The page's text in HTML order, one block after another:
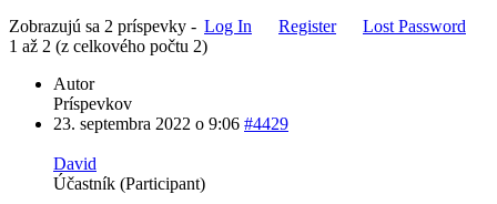
Log In
Register Lost Password
Zobrazujú sa 2 príspevky -
1 až 2 (z celkového počtu 2)
Autor
Príspevkov
23. septembra 2022 o 9:06 #4429
David
Účastník (Participant)